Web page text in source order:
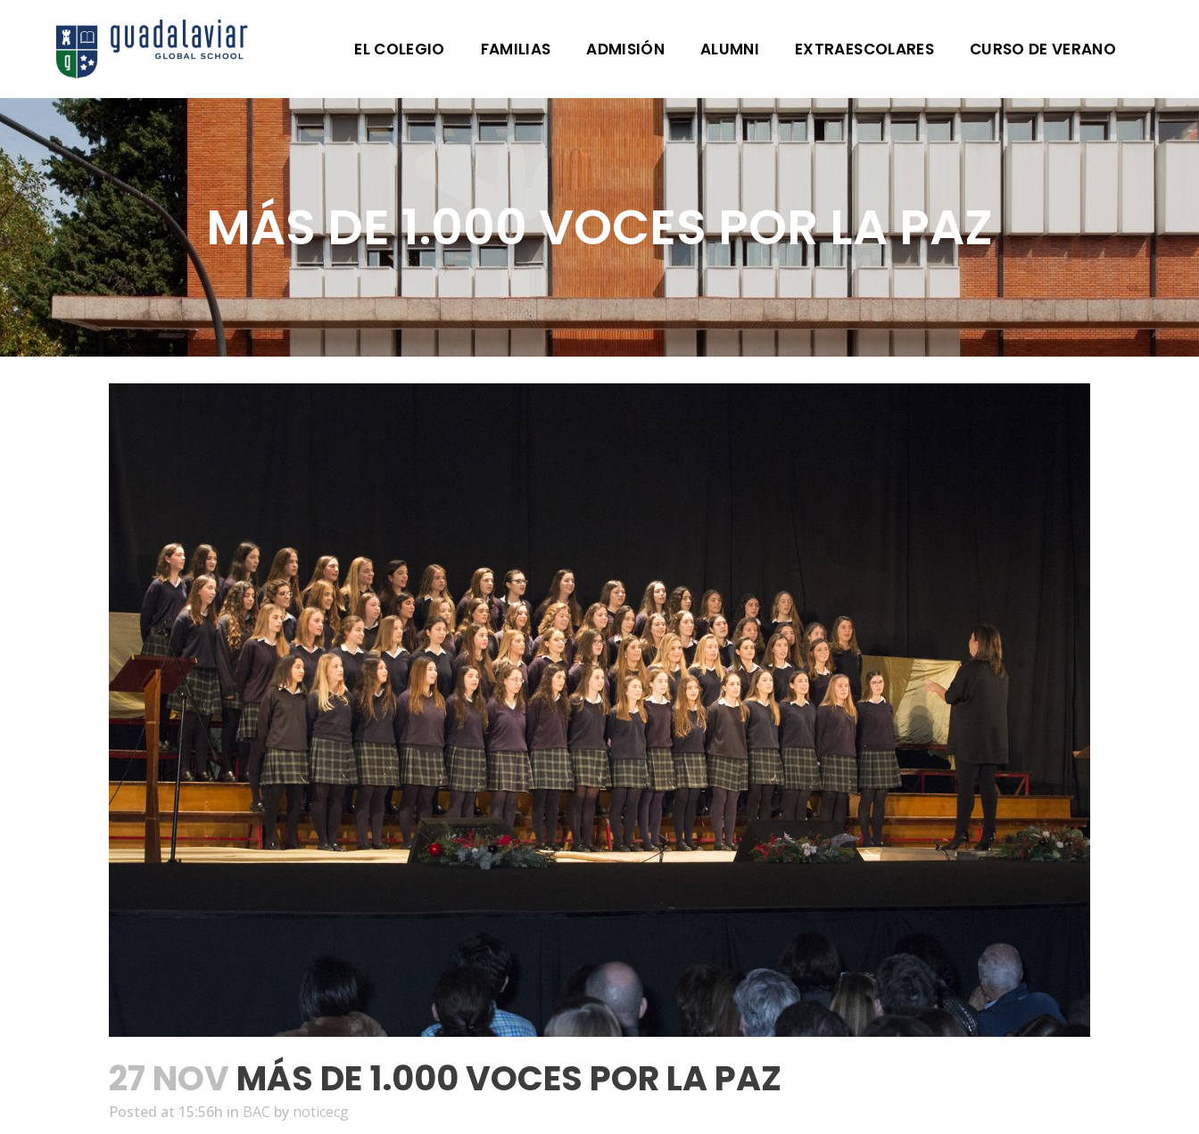
EL COLEGIO FAMILIAS ADMISIÓN ALUMNI EXTRAESCOLARES CURSO DE VERANO
MÁS DE 1.000 VOCES POR LA PAZ
27 NOV MÁS DE 1.000 VOCES POR LA PAZ
Posted at 15:56h in BAC by noticecg